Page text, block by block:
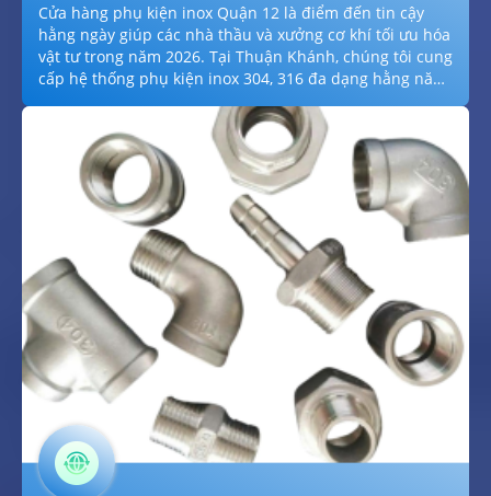
Cửa hàng phụ kiện inox Quận 12 là điểm đến tin cậy
hằng ngày giúp các nhà thầu và xưởng cơ khí tối ưu hóa
vật tư trong năm 2026. Tại Thuận Khánh, chúng tôi cung
cấp hệ thống phụ kiện inox 304, 316 đa dạng hằng năm:
chuẩn ISO hằng ngày. Với vị trí chiến lược trên Quốc lộ
1A hằng ngày hằng ngày, chính sách giá gốc tại kho
hằng năm và cam kết chất lượng vật liệu minh bạch
hằng năm, chúng tôi tự hào là đối tác cung ứng vật tư
inox hàng đầu cho mọi công trình tại Quận 12 trong